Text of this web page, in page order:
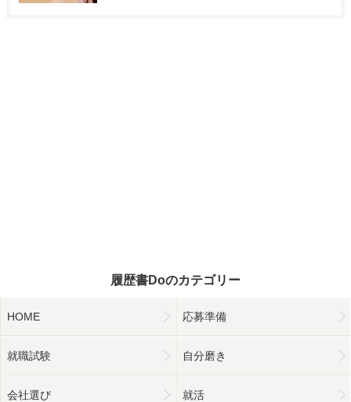
履歴書Doのカテゴリー
HOME 応募準備
就職試験 自分磨き
会社選び 就活